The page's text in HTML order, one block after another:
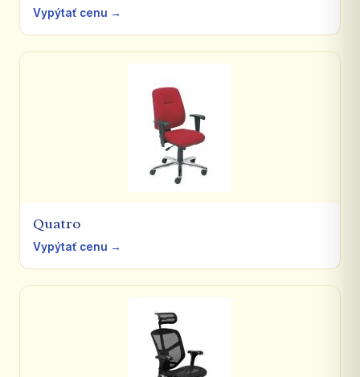
Vypýtať cenu →
Quatro
Vypýtať cenu →